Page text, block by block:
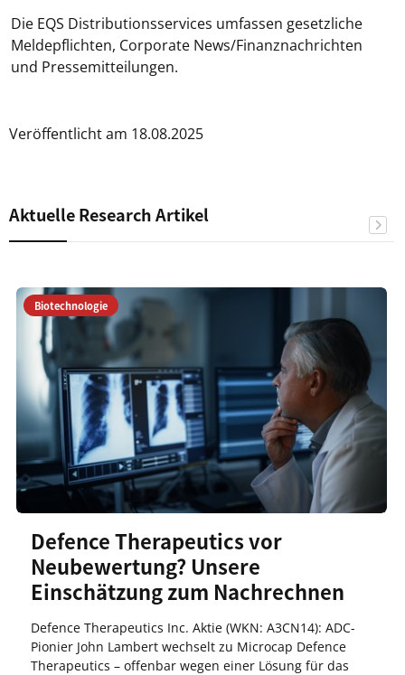
Die EQS Distributionsservices umfassen gesetzliche
Meldepflichten, Corporate News/Finanznachrichten
und Pressemitteilungen.
Veröffentlicht am 18.08.2025
Aktuelle Research Artikel
Biotechnologie
Defence Therapeutics vor
Neubewertung? Unsere
Einschätzung zum Nachrechnen
Defence Therapeutics Inc. Aktie (WKN: A3CN14): ADC-
Pionier John Lambert wechselt zu Microcap Defence
Therapeutics – offenbar wegen einer Lösung für das